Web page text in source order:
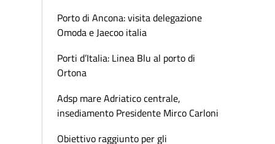
Porto di Ancona: visita delegazione
Omoda e Jaecoo italia
Porti d’Italia: Linea Blu al porto di
Ortona
Adsp mare Adriatico centrale,
insediamento Presidente Mirco Carloni
Obiettivo raggiunto per gli